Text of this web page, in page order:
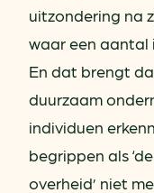
uitzondering na
waar een aantal
En dat brengt
duurzaam
individuen
begrippen als ‘de
overheid’ niet